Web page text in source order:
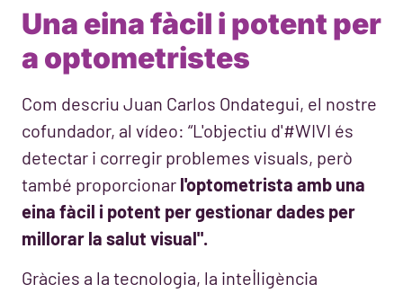
Una eina fàcil i potent per
a optometristes
Com descriu Juan Carlos Ondategui, el nostre
cofundador, al vídeo: “L'objectiu d'#WIVI és
detectar i corregir problemes visuals, però
també proporcionar l'optometrista amb una
eina fàcil i potent per gestionar dades per
millorar la salut visual".
Gràcies a la tecnologia, la intel·ligència